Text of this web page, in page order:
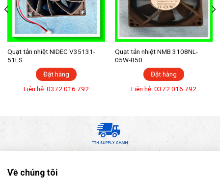
Quạt tản nhiệt NIDEC V35131-
51LS
Đặt hàng
Liên hệ: 0372 016 792
Quạt tản nhiệt NMB 3108NL-
05W-B50
Đặt hàng
Liên hệ: 0372 016 792
Về chúng tôi